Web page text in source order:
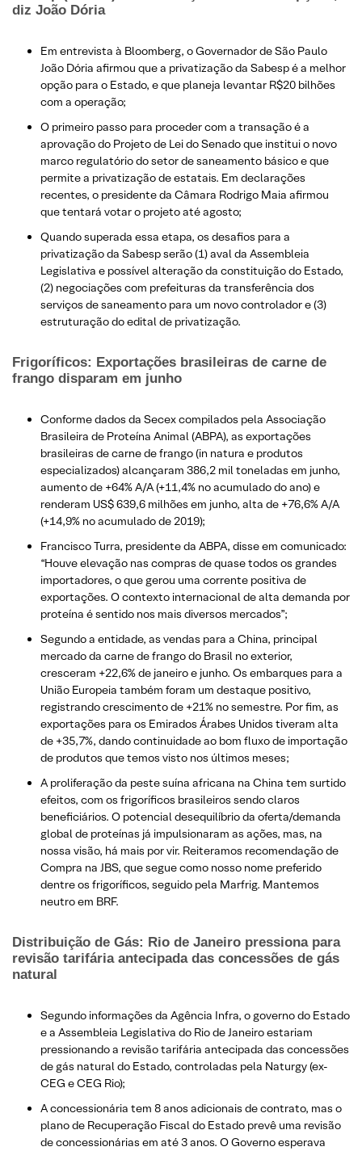
diz João Dória
​Em entrevista à Bloomberg, o Governador de São Paulo
João Dória afirmou que a privatização da Sabesp é a melhor
opção para o Estado, e que planeja levantar R$20 bilhões
com a operação;
O primeiro passo para proceder com a transação é a
aprovação do Projeto de Lei do Senado que institui o novo
marco regulatório do setor de saneamento básico e que
permite a privatização de estatais. Em declarações
recentes, o presidente da Câmara Rodrigo Maia afirmou
que tentará votar o projeto até agosto;
Quando superada essa etapa, os desafios para a
privatização da Sabesp serão (1) aval da Assembleia
Legislativa e possível alteração da constituição do Estado,
(2) negociações com prefeituras da transferência dos
serviços de saneamento para um novo controlador e (3)
estruturação do edital de privatização.
Frigoríficos: Exportações brasileiras de carne de
frango disparam em junho
Conforme dados da Secex compilados pela Associação
Brasileira de Proteína Animal (ABPA), as exportações
brasileiras de carne de frango (in natura e produtos
especializados) alcançaram 386,2 mil toneladas em junho,
aumento de +64% A/A (+11,4% no acumulado do ano) e
renderam US$ 639,6 milhões em junho, alta de +76,6% A/A
(+14,9% no acumulado de 2019);
Francisco Turra, presidente da ABPA, disse em comunicado:
“Houve elevação nas compras de quase todos os grandes
importadores, o que gerou uma corrente positiva de
exportações. O contexto internacional de alta demanda por
proteína é sentido nos mais diversos mercados”;
Segundo a entidade, as vendas para a China, principal
mercado da carne de frango do Brasil no exterior,
cresceram +22,6% de janeiro e junho. Os embarques para a
União Europeia também foram um destaque positivo,
registrando crescimento de +21% no semestre. Por fim, as
exportações para os Emirados Árabes Unidos tiveram alta
de +35,7%, dando continuidade ao bom fluxo de importação
de produtos que temos visto nos últimos meses;
A proliferação da peste suína africana na China tem surtido
efeitos, com os frigoríficos brasileiros sendo claros
beneficiários. O potencial desequilíbrio da oferta/demanda
global de proteínas já impulsionaram as ações, mas, na
nossa visão, há mais por vir. Reiteramos recomendação de
Compra na JBS, que segue como nosso nome preferido
dentre os frigoríficos, seguido pela Marfrig. Mantemos
neutro em BRF.
Distribuição de Gás: Rio de Janeiro pressiona para
revisão tarifária antecipada das concessões de gás
natural
Segundo informações da Agência Infra, o governo do Estado
e a Assembleia Legislativa do Rio de Janeiro estariam
pressionando a revisão tarifária antecipada das concessões
de gás natural do Estado, controladas pela Naturgy (ex-
CEG e CEG Rio);
A concessionária tem 8 anos adicionais de contrato, mas o
plano de Recuperação Fiscal do Estado prevê uma revisão
de concessionárias em até 3 anos. O Governo esperava